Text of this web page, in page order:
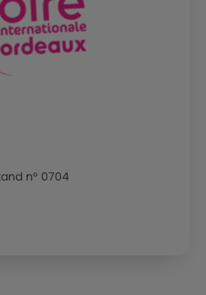
n° 0704